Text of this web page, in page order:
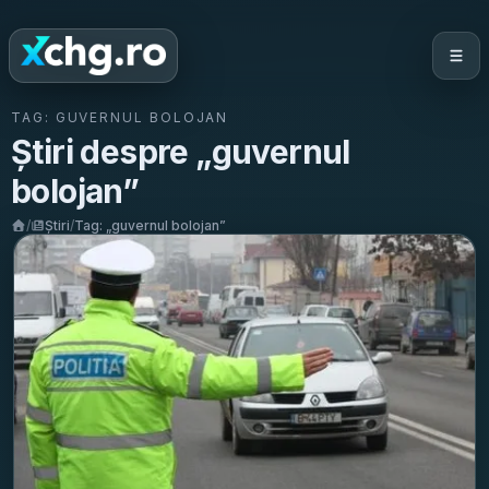
TAG: GUVERNUL BOLOJAN
Știri despre „guvernul
bolojan”
/ Știri/Tag: „guvernul bolojan”